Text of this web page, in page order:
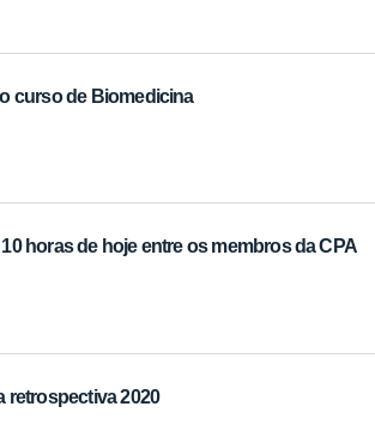
curso de Biomedicina
horas de hoje entre os membros da CPA
retrospectiva 2020